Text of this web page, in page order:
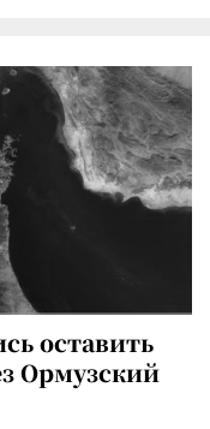
оставить
Ормузский